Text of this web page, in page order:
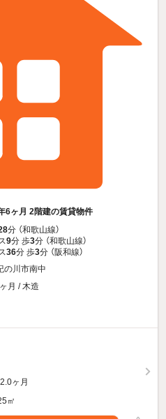
6ヶ月 2階建の賃貸物件
分 （和歌山線）
9分 歩3分 （和歌山線）
36分 歩3分 （阪和線）
の川市南中
月 / 木造
2.0ヶ月
㎡